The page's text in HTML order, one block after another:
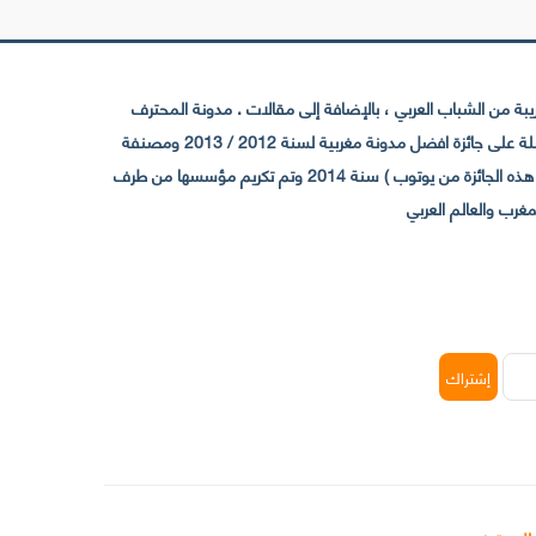
الشباب العربي ، بالإضافة إلى مقالات . مدونة المحترف
تأسست سنة 2009 حيث تستقطب الآن عدد كبير من الزوار من كافة ربوع الوطن العربي ، حيث ان مقرها الرئيسي بالمغرب و مديرها امين رغيب ،حاصلة على جائزة افضل مدونة مغربية لسنة 2012 / 2013 ومصنفة
ضمن افضل 10 مدونات عربية حسب المركز الدولي للصحفيين ICFJ سنة 2013 وحاصلة على الجائزة الفضية من يوتوب (اول قناة مغربية تحصل على هذه الجائزة من يوتوب ) سنة 2014 وتم تكريم مؤسسها من طرف